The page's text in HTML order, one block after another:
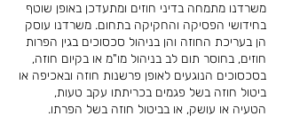
משרדנו מתמחה בדיני חוזים ומתעדכן באופן שוטף
בחידושי הפסיקה והחקיקה בתחום. משרדנו עוסק
הן בעריכת החוזה והן בניהול סכסוכים בגין הפרות
חוזים, בחוסר תום לב בניהול מו"מ או בקיום חוזה,
בסכסוכים הנוגעים לאופן פרשנות חוזה ובאכיפה או
ביטול חוזה בשל פגמים בכריתתו עקב טעות,
הטעיה או עושק, או בביטול חוזה בשל הפרתו.